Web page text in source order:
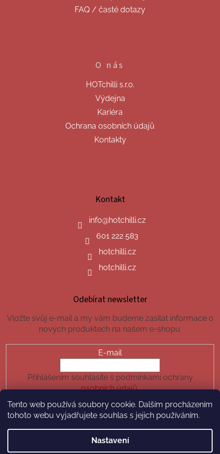
Tento web používá soubory cookie. Dalším procházením
tohoto webu vyjadřujete souhlas s jejich používáním.
Nastavení
FAQ / časté dotazy
O nás
HOTchilli s.r.o.
Výdejna
Kariéra
Ochrana osobních údajů
Kontakty
Kontakt
info@hotchilli.cz
601 222 583
hotchilli.cz
hotchilli.cz
Odebírat newsletter
Vložte svůj e-mail a my vám budeme zasílat informace o
nových produktech na našem e-shopu.
E-mail
Přihlášením souhlasíte s podmínkami ochrany
osobních údajů.
PŘIHLÁSIT SE